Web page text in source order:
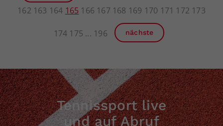
162 163 164 165 166 167 168 169 170 171 172 173
174 175 196 nächste
Tennissport live
und auf Abruf